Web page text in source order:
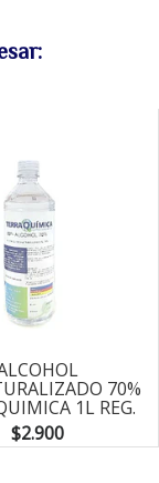
70%
1L REG.
ISP
$2.900